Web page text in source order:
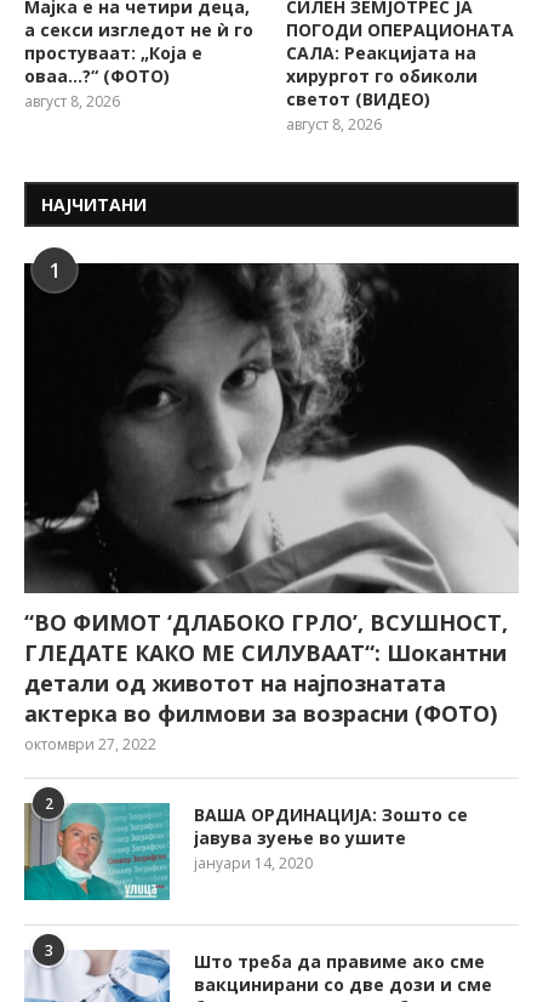
Мајка е на четири деца,
а секси изгледот не ѝ го
простуваат: „Која е
оваа…?“ (ФОТО)
август 8, 2026
СИЛЕН ЗЕМЈОТРЕС ЈА
ПОГОДИ ОПЕРАЦИОНАТА
САЛА: Реакцијата на
хирургот го обиколи
светот (ВИДЕО)
август 8, 2026
НАЈЧИТАНИ
1
“ВО ФИМОТ ‘ДЛАБОКО ГРЛО’, ВСУШНОСТ,
ГЛЕДАТЕ КАКО МЕ СИЛУВААТ“: Шокантни
детали од животот на најпознатата
актерка во филмови за возрасни (ФОТО)
октомври 27, 2022
2
ВАША ОРДИНАЦИЈА: Зошто се
јавува зуење во ушите
јануари 14, 2020
3
Што треба да правиме ако сме
вакцинирани со две дози и сме